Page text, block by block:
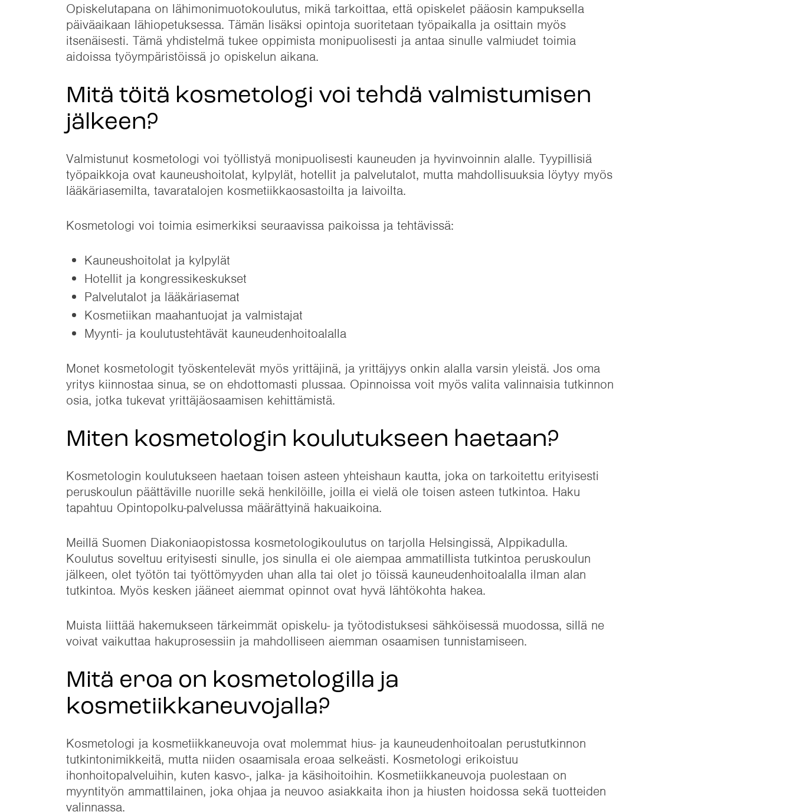
Opiskelutapana on lähimonimuotokoulutus, mikä tarkoittaa, että opiskelet pääosin kampuksella
päiväaikaan lähiopetuksessa. Tämän lisäksi opintoja suoritetaan työpaikalla ja osittain myös
itsenäisesti. Tämä yhdistelmä tukee oppimista monipuolisesti ja antaa sinulle valmiudet toimia
aidoissa työympäristöissä jo opiskelun aikana.
Mitä töitä kosmetologi voi tehdä valmistumisen
jälkeen?
Valmistunut kosmetologi voi työllistyä monipuolisesti kauneuden ja hyvinvoinnin alalle. Tyypillisiä
työpaikkoja ovat kauneushoitolat, kylpylät, hotellit ja palvelutalot, mutta mahdollisuuksia löytyy myös
lääkäriasemilta, tavaratalojen kosmetiikkaosastoilta ja laivoilta.
Kosmetologi voi toimia esimerkiksi seuraavissa paikoissa ja tehtävissä:
Kauneushoitolat ja kylpylät
Hotellit ja kongressikeskukset
Palvelutalot ja lääkäriasemat
Kosmetiikan maahantuojat ja valmistajat
Myynti- ja koulutustehtävät kauneudenhoitoalalla
Monet kosmetologit työskentelevät myös yrittäjinä, ja yrittäjyys onkin alalla varsin yleistä. Jos oma
yritys kiinnostaa sinua, se on ehdottomasti plussaa. Opinnoissa voit myös valita valinnaisia tutkinnon
osia, jotka tukevat yrittäjäosaamisen kehittämistä.
Miten kosmetologin koulutukseen haetaan?
Kosmetologin koulutukseen haetaan toisen asteen yhteishaun kautta, joka on tarkoitettu erityisesti
peruskoulun päättäville nuorille sekä henkilöille, joilla ei vielä ole toisen asteen tutkintoa. Haku
tapahtuu Opintopolku-palvelussa määrättyinä hakuaikoina.
Meillä Suomen Diakoniaopistossa kosmetologikoulutus on tarjolla Helsingissä, Alppikadulla.
Koulutus soveltuu erityisesti sinulle, jos sinulla ei ole aiempaa ammatillista tutkintoa peruskoulun
jälkeen, olet työtön tai työttömyyden uhan alla tai olet jo töissä kauneudenhoitoalalla ilman alan
tutkintoa. Myös kesken jääneet aiemmat opinnot ovat hyvä lähtökohta hakea.
Muista liittää hakemukseen tärkeimmät opiskelu- ja työtodistuksesi sähköisessä muodossa, sillä ne
voivat vaikuttaa hakuprosessiin ja mahdolliseen aiemman osaamisen tunnistamiseen.
Mitä eroa on kosmetologilla ja
kosmetiikkaneuvojalla?
Kosmetologi ja kosmetiikkaneuvoja ovat molemmat hius- ja kauneudenhoitoalan perustutkinnon
tutkintonimikkeitä, mutta niiden osaamisala eroaa selkeästi. Kosmetologi erikoistuu
ihonhoitopalveluihin, kuten kasvo-, jalka- ja käsihoitoihin. Kosmetiikkaneuvoja puolestaan on
myyntityön ammattilainen, joka ohjaa ja neuvoo asiakkaita ihon ja hiusten hoidossa sekä tuotteiden
valinnassa.